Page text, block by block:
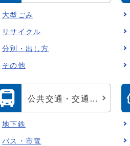
大型ごみ
リサイクル
分別・出し方
その他
公共交通・交通安全
地下鉄
バス・市電